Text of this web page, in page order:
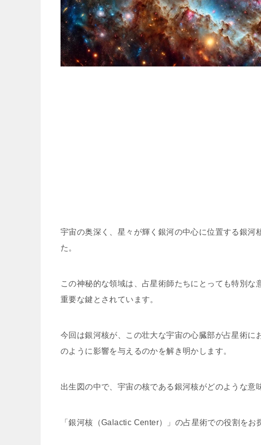
宇宙の奥深く、星々が輝く銀河の中心に位置する銀河
た。
この神秘的な領域は、占星術師たちにとっても特別
重要な鍵とされています。
今回は銀河核が、この壮大な宇宙の心臓部が占星術
のように影響を与えるのかを解き明かします。
出生図の中で、宇宙の核である銀河核がどのような意
「銀河核（Galactic Center）」の占星術での役割をお